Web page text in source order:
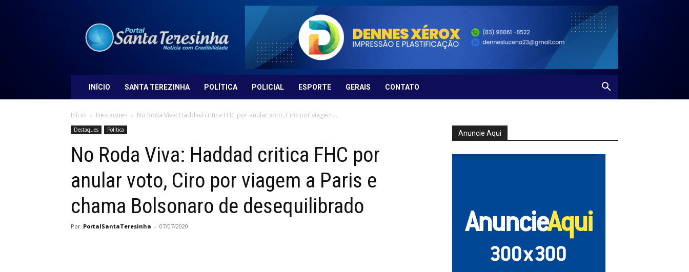
Santa
Teresinha
INÍCIO SANTA TEREZINHA POLÍTICA POLICIAL ESPORTE GERAIS CONTATO
Início Destaques No Roda Viva: Haddad critica FHC por anular voto, Ciro por viagem...
Destaques Política
No Roda Viva: Haddad critica FHC por
anular voto, Ciro por viagem a Paris e
chama Bolsonaro de desequilibrado
Por PortalSantaTeresinha - 07/07/2020
Anuncie Aqui